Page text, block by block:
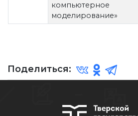
компьютерное
моделирование»
Поделиться: